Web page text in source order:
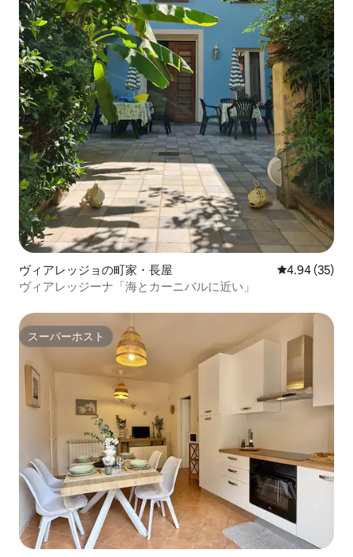
ヴィアレッジョの町家・長屋 レビュー35
4.94 (35)
ヴィアレッジーナ「海とカーニバルに近い」
スーパーホスト
スーパーホスト